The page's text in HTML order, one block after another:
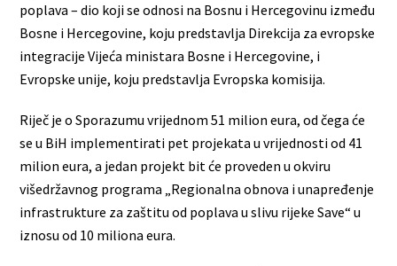
poplava – dio koji se odnosi na Bosnu i Hercegovinu između
Bosne i Hercegovine, koju predstavlja Direkcija za evropske
integracije Vijeća ministara Bosne i Hercegovine, i
Evropske unije, koju predstavlja Evropska komisija.
Riječ je o Sporazumu vrijednom 51 milion eura, od čega će
se u BiH implementirati pet projekata u vrijednosti od 41
milion eura, a jedan projekt bit će proveden u okviru
višedržavnog programa „Regionalna obnova i unapređenje
infrastrukture za zaštitu od poplava u slivu rijeke Save“ u
iznosu od 10 miliona eura.